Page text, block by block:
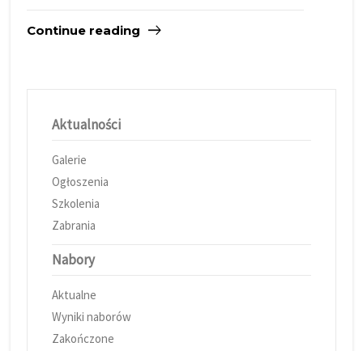
Continue reading
Aktualności
Galerie
Ogłoszenia
Szkolenia
Zabrania
Nabory
Aktualne
Wyniki naborów
Zakończone